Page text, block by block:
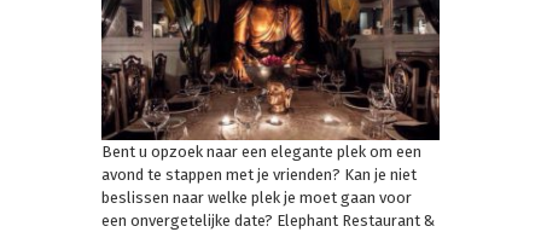
Bent u opzoek naar een elegante plek om een
avond te stappen met je vrienden? Kan je niet
beslissen naar welke plek je moet gaan voor
een onvergetelijke date? Elephant Restaurant &